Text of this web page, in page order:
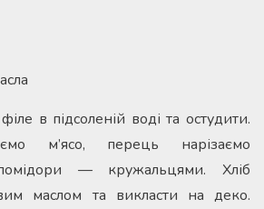
в підсоленій воді та остудити.
м’ясо, перець нарізаємо
— кружальцями. Хліб
маслом та викласти на деко.